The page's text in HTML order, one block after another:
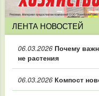
ЛЕНТА НОВОСТЕЙ
06.03.2026 Почему
не растения
06.03.2026 Компост